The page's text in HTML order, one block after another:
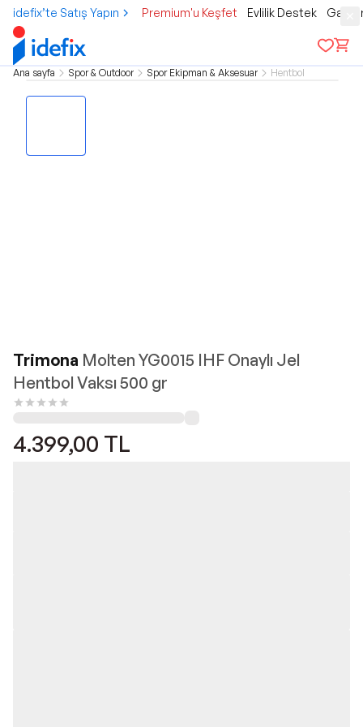
idefix’te Satış Yapın Premium'u Keşfet Evlilik Destek
Ana sayfa Spor & Outdoor Spor Ekipman & Aksesuar Hentbol
Trimona Molten YG0015 IHF Onaylı Jel
Hentbol Vaksı 500 gr
4.399,00 TL